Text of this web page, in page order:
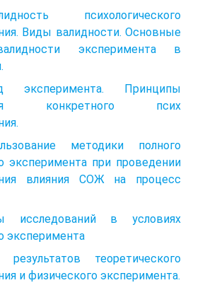
психологического
Виды валидности. Основные
эксперимента в
эксперимента. Принципы
конкретного псих
методики полного
эксперимента при проведении
влияния СОЖ на процесс
исследований в условиях
эксперимента
результатов теоретического
и физического эксперимента.